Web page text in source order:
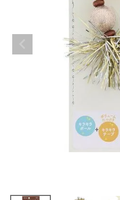
ご利用案内
ACCOUNT MENU